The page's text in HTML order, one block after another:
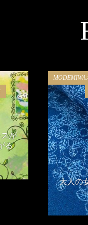
が
る
大人の